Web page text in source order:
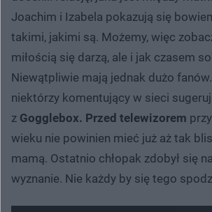
Joachim i Izabela pokazują się
takimi, jakimi są. Możemy, więc
miłością się darzą, ale i jak czasem
Niewątpliwie mają jednak dużo
niektórzy komentujący w sieci
z Gogglebox. Przed telewizorem
wieku nie powinien mieć już aż tak
mamą. Ostatnio chłopak zdobył się
wyznanie. Nie każdy by się tego